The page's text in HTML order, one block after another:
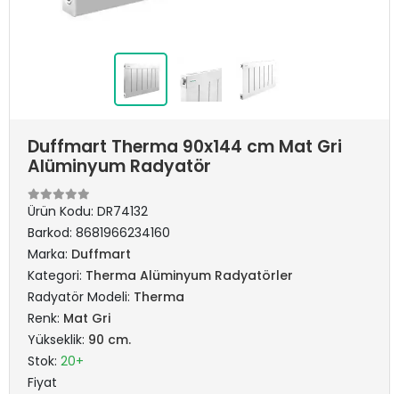
Duffmart Therma 90x144 cm Mat Gri
Alüminyum Radyatör
Ürün Kodu: DR74132
Barkod: 8681966234160
Marka: Duffmart
Kategori: Therma Alüminyum Radyatörler
Radyatör Modeli: Therma
Renk: Mat Gri
Yükseklik: 90 cm.
Stok: 20+
Fiyat